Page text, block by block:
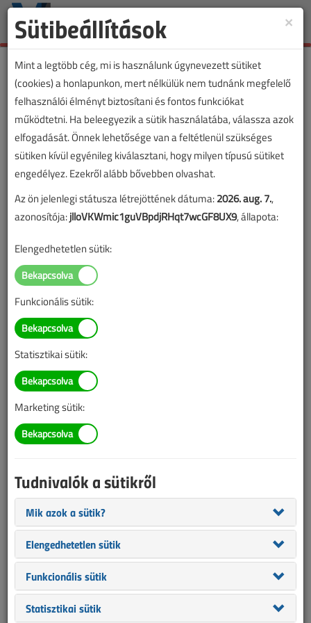
Toggle
Fókuszban a
transzformátorok és
forgógépek gyártása
2025. május 12. |
Magyarországon is egyedülállónak számító, a transzformátor- és
villamos forgógépgyártáshoz kapcsolódó tudásközpont nyílt,
×
Sütibeállítások
Mint a legtöbb cég, mi is használunk úgynevezett sütiket
(cookies) a honlapunkon, mert nélkülük nem tudnánk megfelelő
felhasználói élményt biztosítani és fontos funkciókat
működtetni. Ha beleegyezik a sütik használatába, válassza azok
elfogadását. Önnek lehetősége van a feltétlenül szükséges
sütiken kívül egyénileg kiválasztani, hogy milyen típusú sütiket
engedélyez. Ezekről alább bővebben olvashat.
Az ön jelenlegi státusza létrejöttének dátuma:2026. aug. 7.,
azonosítója:jlloVKWmic1guVBpdjRHqt7wcGF8UX9, állapota:
Elengedhetetlen sütik:
Funkcionális sütik:
Statisztikai sütik:
Marketing sütik:
Tudnivalók a sütikről
Mik azok a sütik?
Elengedhetetlen sütik
Funkcionális sütik
Statisztikai sütik